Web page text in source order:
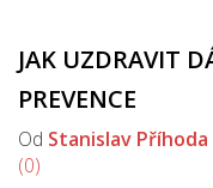
JAK UZDRAVIT
PREVENCE
Od Stanislav Příhoda
(0)